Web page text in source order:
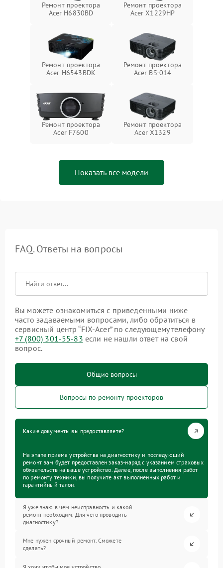
Ремонт проектора
Acer H6830BD
Ремонт проектора
Acer X1229HP
Ремонт проектора
Acer H6543BDK
Ремонт проектора
Acer BS-014
Ремонт проектора
Acer F7600
Ремонт проектора
Acer X1329
Показать все модели
FAQ. Ответы на вопросы
Вы можете ознакомиться с приведенными ниже
часто задаваемыми вопросами, либо обратиться в
сервисный центр “FIX-Acer” по следующему телефону
+7 (800) 301-55-83 если не нашли ответ на свой
вопрос.
Общие вопросы
Вопросы по ремонту проекторов
Какие документы вы предоставляете?
На этапе приема устройства на диагностику и последующий
ремонт вам будет предоставлен заказ-наряд с указанием страховых
обязательств на ваше устройство. Далее, после выполнения работ
по ремонту техники, вы получите акт выполненных работ и
гарантийный талон.
Я уже знаю в чем неисправность и какой
ремонт необходим. Для чего проводить
диагностику?
Мне нужен срочный ремонт. Сможете
сделать?